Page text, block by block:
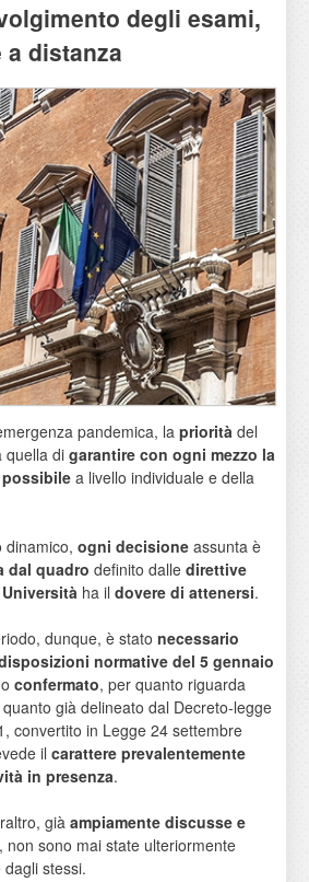
degli esami,
a distanza
pandemica, la prioritàdel
quella digarantire con ogni mezzo la
possibilea livello individuale e della
dinamico, ogni decisioneassunta è
dal quadro definito dalle direttive
Universitàha il dovere di attenersi.
dunque, è stato necessario
normative del 5 gennaio
confermato, per quanto riguarda
quanto già delineato dal Decreto-legge
convertito in Legge 24 settembre
il carattere prevalentemente
in presenza.
giàampiamente discusse e
, non sono mai state ulteriormente
stessi.